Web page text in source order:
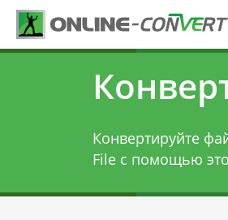
Конвертируйте
File с помощью